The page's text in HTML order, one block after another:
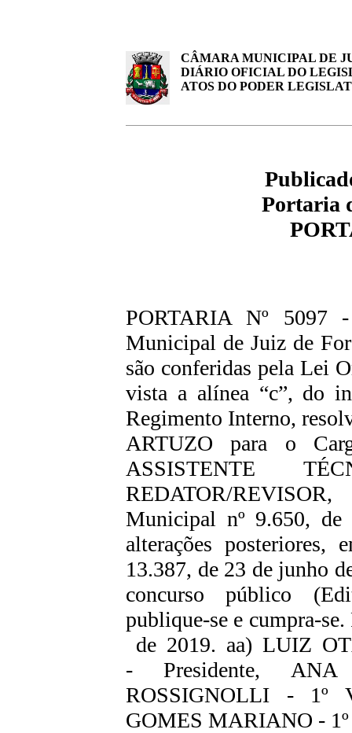
CÂMARA MUNICIPAL DE
DIÁRIO OFICIAL DO
ATOS DO PODER
Portaria
PORTARIA Nº 5097
Municipal de Juiz de
são conferidas pela Lei
vista a alínea “c”, do
Regimento Interno,
ARTUZO para o
ASSISTENTE
REDATOR/
Municipal nº 9.650,
alterações
13.387, de 23 de junho
concurso público
publique-se e cumpra-
de 2019. aa) LUIZ
- Presidente, ANA
ROSSIGNOLLI - 1º
GOMES MARIANO - 1º